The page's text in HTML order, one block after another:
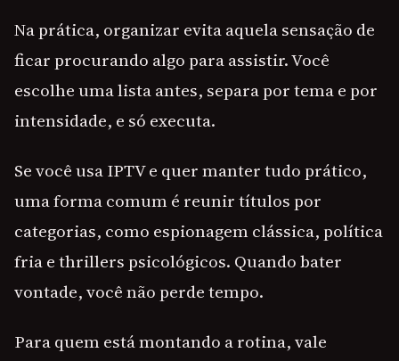
Na prática, organizar evita aquela sensação de
ficar procurando algo para assistir. Você
escolhe uma lista antes, separa por tema e por
intensidade, e só executa.
Se você usa IPTV e quer manter tudo prático,
uma forma comum é reunir títulos por
categorias, como espionagem clássica, política
fria e thrillers psicológicos. Quando bater
vontade, você não perde tempo.
Para quem está montando a rotina, vale